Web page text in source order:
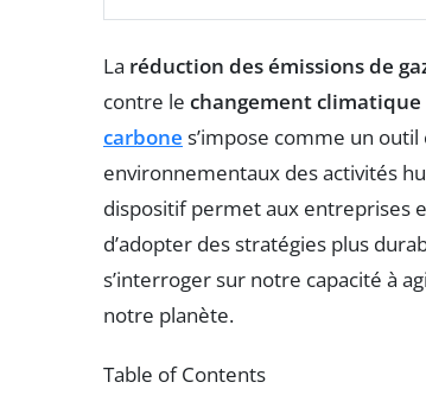
La réduction des émissions de
contre le changement climatique
carbone s’impose comme un
environnementaux des activités
dispositif permet aux entreprises
d’adopter des stratégies plus
s’interroger sur notre capacité à
notre planète.
Table of Contents